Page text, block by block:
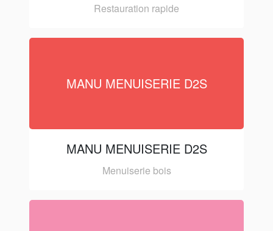
Restauration rapide
MANU MENUISERIE D2S
MANU MENUISERIE D2S
Menuiserie bois